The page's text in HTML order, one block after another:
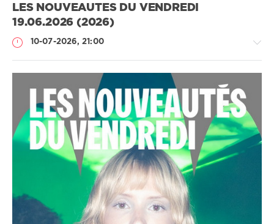
LES NOUVEAUTES DU VENDREDI
19.06.2026 (2026)
10-07-2026, 21:00
Музыка
drakon-
Rock
,